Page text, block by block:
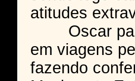
atitudes
Oscar
em viagens
fazendo